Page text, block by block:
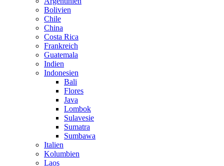
Bolivien
Chile
China
Costa Rica
Frankreich
Guatemala
Indien
Indonesien
Bali
Flores
Java
Lombok
Sulavesie
Sumatra
Sumbawa
Italien
Kolumbien
Laos